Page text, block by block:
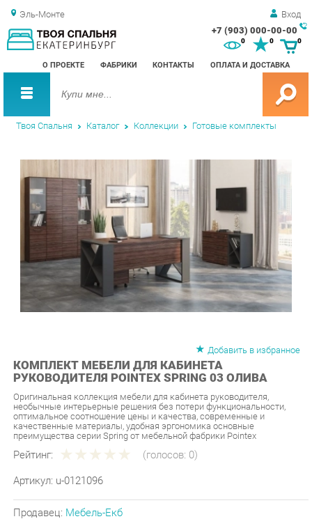
Эль-Монте Вход
+7 (903) 000-00-00
О ПРОЕКТЕ ФАБРИКИ КОНТАКТЫ ОПЛАТА И ДОСТАВКА
0 0
Твоя Спальня Каталог Коллекции Готовые комплекты
КОМПЛЕКТ МЕБЕЛИ ДЛЯ КАБИНЕТА
РУКОВОДИТЕЛЯ POINTEX SPRING 03 ОЛИВА
Оригинальная коллекция мебели для кабинета руководителя,
оптимальное соотношение цены и качества, современные и
качественные материалы, удобная эргономика основные
преимущества серии Spring от мебельной фабрики Pointex
Рейтинг: (голосов:0)
Артикул: u-0121096
Производитель:Pointex